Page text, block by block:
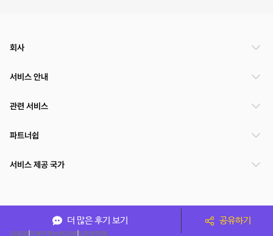
더 많은 후기 보기 공유하기
회사
서비스 안내
관련 서비스
파트너쉽
서비스 제공 국가
이용약관개인정보처리방침운영정책